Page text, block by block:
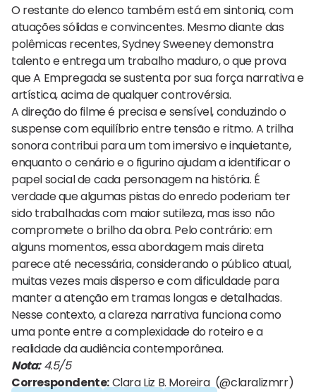
O restante do elenco também está em sintonia, com
atuações sólidas e convincentes. Mesmo diante das
polêmicas recentes, Sydney Sweeney demonstra
talento e entrega um trabalho maduro, o que prova
que A Empregada se sustenta por sua força narrativa e
artística, acima de qualquer controvérsia.
A direção do filme é precisa e sensível, conduzindo o
suspense com equilíbrio entre tensão e ritmo. A trilha
sonora contribui para um tom imersivo e inquietante,
enquanto o cenário e o figurino ajudam a identificar o
papel social de cada personagem na história. É
verdade que algumas pistas do enredo poderiam ter
sido trabalhadas com maior sutileza, mas isso não
compromete o brilho da obra. Pelo contrário: em
alguns momentos, essa abordagem mais direta
parece até necessária, considerando o público atual,
muitas vezes mais disperso e com dificuldade para
manter a atenção em tramas longas e detalhadas.
Nesse contexto, a clareza narrativa funciona como
uma ponte entre a complexidade do roteiro e a
realidade da audiência contemporânea.
Nota:4.5/5
Correspondente:Clara Liz B. Moreira (@claralizmrr)